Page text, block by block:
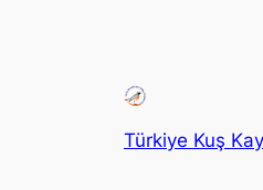
Türkiye Kuş